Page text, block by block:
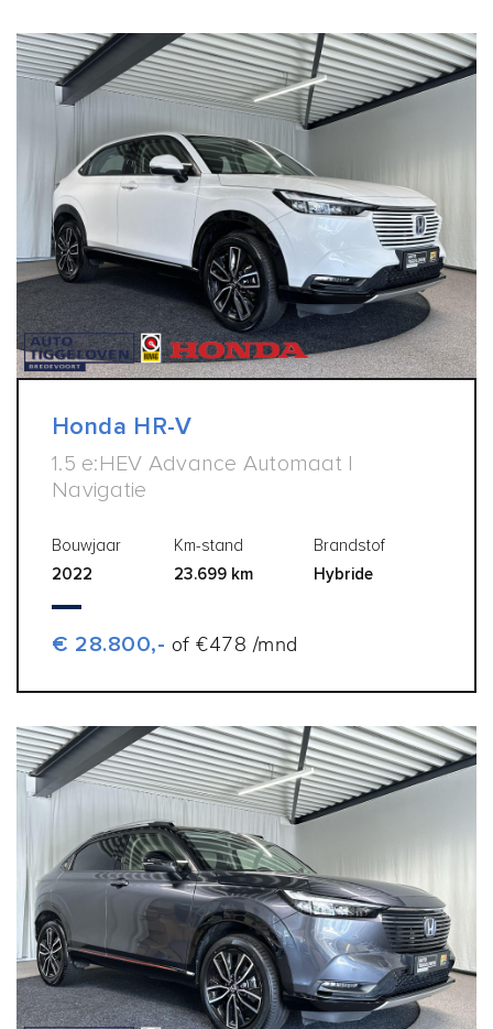
Honda HR-V
1.5 e:HEV Advance Automaat |
Navigatie
Bouwjaar
2022
Km-stand
23.699 km
Brandstof
Hybride
€ 28.800,- of €478 /mnd